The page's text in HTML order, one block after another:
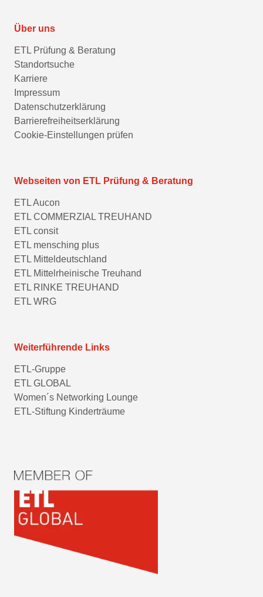
Über uns
ETL Prüfung & Beratung
Standortsuche
Karriere
Impressum
Datenschutzerklärung
Barrierefreiheitserklärung
Cookie-Einstellungen prüfen
Webseiten von ETL Prüfung & Beratung
ETL Aucon
ETL COMMERZIAL TREUHAND
ETL consit
ETL mensching plus
ETL Mitteldeutschland
ETL Mittelrheinische Treuhand
ETL RINKE TREUHAND
ETL WRG
Weiterführende Links
ETL-Gruppe
ETL GLOBAL
Women´s Networking Lounge
ETL-Stiftung Kinderträume